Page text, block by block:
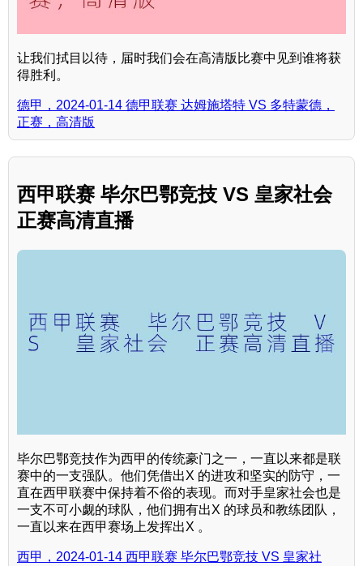
让我们拭目以待，届时我们会在高清版比赛中见到谁将获
得胜利。
德甲，2024-01-14 德甲联赛 达姆施塔特 VS 多特蒙德，
正赛，高清版
西甲联赛 毕尔巴鄂竞技 VS 皇家社会
正赛高清直播
毕尔巴鄂竞技作为西甲的传统豪门之一，一直以来都是联
赛中的一支强队。他们凭借出X 的进攻和坚实的防守，一
直在西甲联赛中保持着不俗的表现。而对手皇家社会也是
一支不可小觑的球队，他们拥有出X 的球员和教练团队，
一直以来在西甲赛场上发挥出X 。
西甲，2024-01-14 西甲联赛 毕尔巴鄂竞技 VS 皇家社